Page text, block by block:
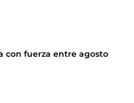
con fuerza entre agosto